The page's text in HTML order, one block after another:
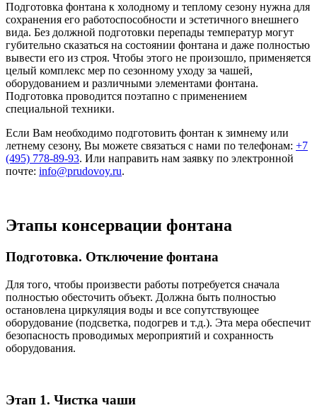
Подготовка фонтана к холодному и теплому сезону нужна для
сохранения его работоспособности и эстетичного внешнего
вида. Без должной подготовки перепады температур могут
губительно сказаться на состоянии фонтана и даже полностью
вывести его из строя. Чтобы этого не произошло, применяется
целый комплекс мер по сезонному уходу за чашей,
оборудованием и различными элементами фонтана.
Подготовка проводится поэтапно с применением
специальной техники.
Если Вам необходимо подготовить фонтан к зимнему или
летнему сезону, Вы можете связаться с нами по телефонам: +7
(495) 778-89-93. Или направить нам заявку по электронной
почте: info@prudovoy.ru.
Этапы консервации фонтана
Подготовка. Отключение фонтана
Для того, чтобы произвести работы потребуется сначала
полностью обесточить объект. Должна быть полностью
остановлена циркуляция воды и все сопутствующее
оборудование (подсветка, подогрев и т.д.). Эта мера обеспечит
безопасность проводимых мероприятий и сохранность
оборудования.
Этап 1. Чистка чаши